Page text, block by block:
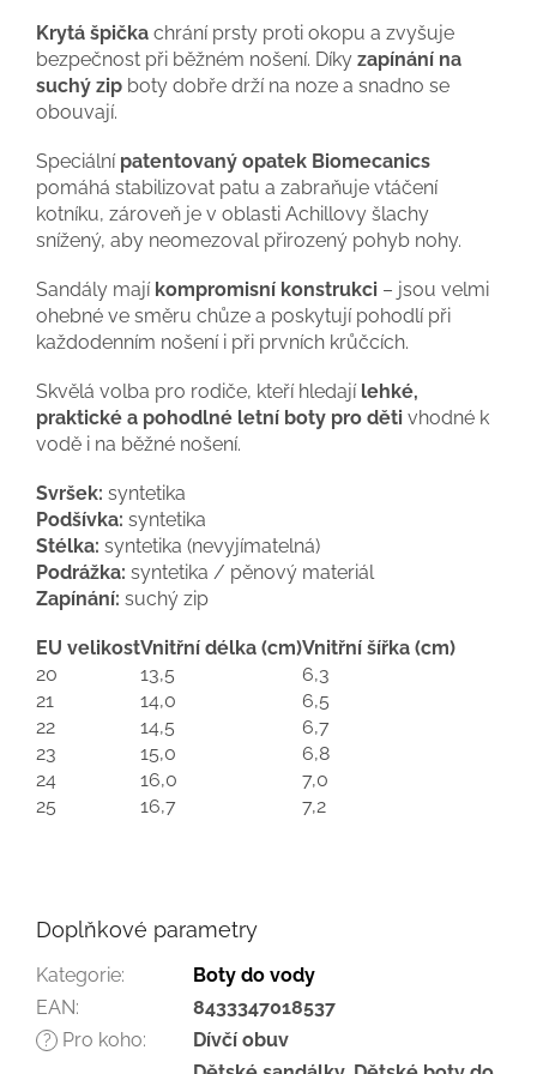
Krytá špička chrání prsty proti okopu a zvyšuje
bezpečnost při běžném nošení. Díky zapínání na
suchý zip boty dobře drží na noze a snadno se
obouvají.
Speciální patentovaný opatek Biomecanics
pomáhá stabilizovat patu a zabraňuje vtáčení
kotníku, zároveň je v oblasti Achillovy šlachy
snížený, aby neomezoval přirozený pohyb nohy.
Sandály mají kompromisní konstrukci – jsou velmi
ohebné ve směru chůze a poskytují pohodlí při
každodenním nošení i při prvních krůčcích.
Skvělá volba pro rodiče, kteří hledají lehké,
praktické a pohodlné letní boty pro děti vhodné k
vodě i na běžné nošení.
Svršek: syntetika
Podšívka: syntetika
Stélka: syntetika (nevyjímatelná)
Podrážka: syntetika / pěnový materiál
Zapínání: suchý zip
EU velikostVnitřní délka (cm)Vnitřní šířka (cm)
20
13,5
6,3
21
14,0
6,5
22
14,5
6,7
23
15,0
6,8
24
16,0
7,0
25
16,7 7,2
Doplňkové parametry
Kategorie:
Boty do vody
EAN: 8433347018537
? Pro koho: Dívčí obuv